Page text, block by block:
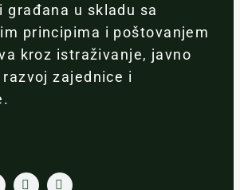
građana u skladu sa
principima i poštovanjem
kroz istraživanje, javno
zajednice i